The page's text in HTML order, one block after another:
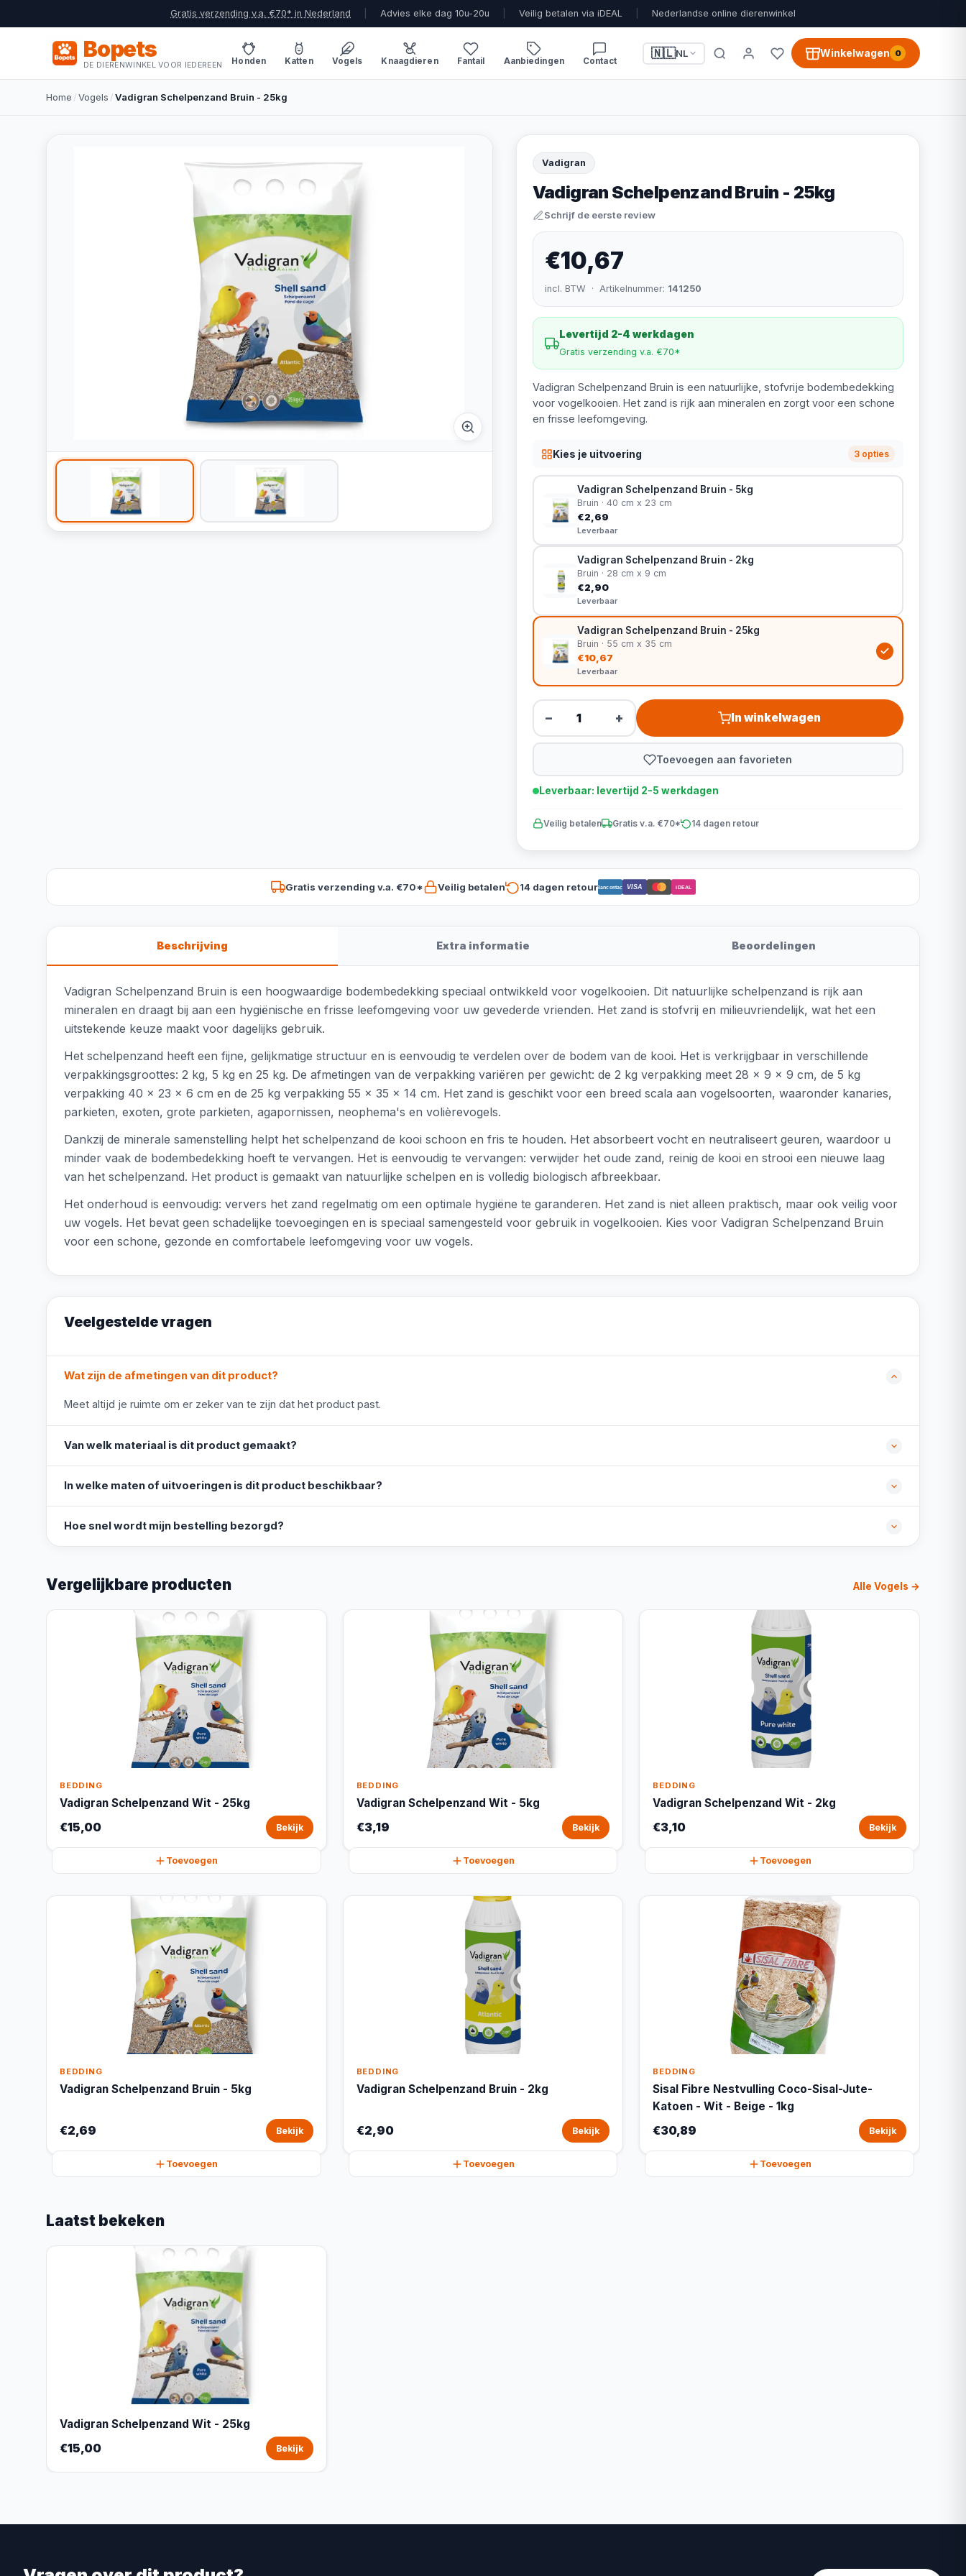
Gratis verzending v.a. €70* in Nederland Advies elke dag 10u-20u Veilig betalen via iDEAL Nederlandse online dierenwinkel
Bopets
DE DIERENWINKEL VOOR IEDEREEN Honden Katten Vogels Knaagdieren Fantail Aanbiedingen Contact
🇳🇱NL Winkelwagen 0
Home /Vogels /Vadigran Schelpenzand Bruin - 25kg
Vadigran
Vadigran Schelpenzand Bruin - 25kg
Schrijf de eerste review
€10,67
incl. BTW · Artikelnummer: 141250
Levertijd 2-4 werkdagen
Gratis verzending v.a. €70*
Vadigran Schelpenzand Bruin is een natuurlijke, stofvrije bodembedekking
voor vogelkooien. Het zand is rijk aan mineralen en zorgt voor een schone
en frisse leefomgeving.
Kies je uitvoering 3 opties
Vadigran Schelpenzand Bruin - 5kg
Bruin · 40 cm x 23 cm
€2,69
Leverbaar
Vadigran Schelpenzand Bruin - 2kg
Bruin · 28 cm x 9 cm
€2,90
Leverbaar
Vadigran Schelpenzand Bruin - 25kg
Bruin · 55 cm x 35 cm
€10,67
Leverbaar
− + In winkelwagen
Toevoegen aan favorieten
Leverbaar: levertijd 2-5 werkdagen
Veilig betalen Gratis v.a. €70* 14 dagen retour
Gratis verzending v.a. €70* Veilig betalen 14 dagen retourBancontact VISA iDEAL
Beschrijving Extra informatie Beoordelingen
Vadigran Schelpenzand Bruin is een hoogwaardige bodembedekking speciaal ontwikkeld voor vogelkooien. Dit natuurlijke schelpenzand is rijk aan
mineralen en draagt bij aan een hygiënische en frisse leefomgeving voor uw gevederde vrienden. Het zand is stofvrij en milieuvriendelijk, wat het een
uitstekende keuze maakt voor dagelijks gebruik.
Het schelpenzand heeft een fijne, gelijkmatige structuur en is eenvoudig te verdelen over de bodem van de kooi. Het is verkrijgbaar in verschillende
verpakkingsgroottes: 2 kg, 5 kg en 25 kg. De afmetingen van de verpakking variëren per gewicht: de 2 kg verpakking meet 28 x 9 x 9 cm, de 5 kg
verpakking 40 x 23 x 6 cm en de 25 kg verpakking 55 x 35 x 14 cm. Het zand is geschikt voor een breed scala aan vogelsoorten, waaronder kanaries,
parkieten, exoten, grote parkieten, agapornissen, neophema's en volièrevogels.
Dankzij de minerale samenstelling helpt het schelpenzand de kooi schoon en fris te houden. Het absorbeert vocht en neutraliseert geuren, waardoor u
minder vaak de bodembedekking hoeft te vervangen. Het is eenvoudig te vervangen: verwijder het oude zand, reinig de kooi en strooi een nieuwe laag
van het schelpenzand. Het product is gemaakt van natuurlijke schelpen en is volledig biologisch afbreekbaar.
Het onderhoud is eenvoudig: ververs het zand regelmatig om een optimale hygiëne te garanderen. Het zand is niet alleen praktisch, maar ook veilig voor
uw vogels. Het bevat geen schadelijke toevoegingen en is speciaal samengesteld voor gebruik in vogelkooien. Kies voor Vadigran Schelpenzand Bruin
voor een schone, gezonde en comfortabele leefomgeving voor uw vogels.
Veelgestelde vragen
Wat zijn de afmetingen van dit product?
Meet altijd je ruimte om er zeker van te zijn dat het product past.
Van welk materiaal is dit product gemaakt?
In welke maten of uitvoeringen is dit product beschikbaar?
Hoe snel wordt mijn bestelling bezorgd?
Vergelijkbare producten Alle Vogels →
BEDDING
Vadigran Schelpenzand Wit - 25kg
€15,00 Bekijk
Toevoegen
BEDDING
Vadigran Schelpenzand Wit - 5kg
€3,19 Bekijk
Toevoegen
BEDDING
Vadigran Schelpenzand Wit - 2kg
€3,10 Bekijk
Toevoegen
BEDDING
Vadigran Schelpenzand Bruin - 5kg
€2,69 Bekijk
Toevoegen
BEDDING
Vadigran Schelpenzand Bruin - 2kg
€2,90 Bekijk
Toevoegen
BEDDING
Sisal Fibre Nestvulling Coco-Sisal-Jute-
Katoen - Wit - Beige - 1kg
€30,89 Bekijk
Toevoegen
Laatst bekeken
Vadigran Schelpenzand Wit - 25kg
€15,00 Bekijk